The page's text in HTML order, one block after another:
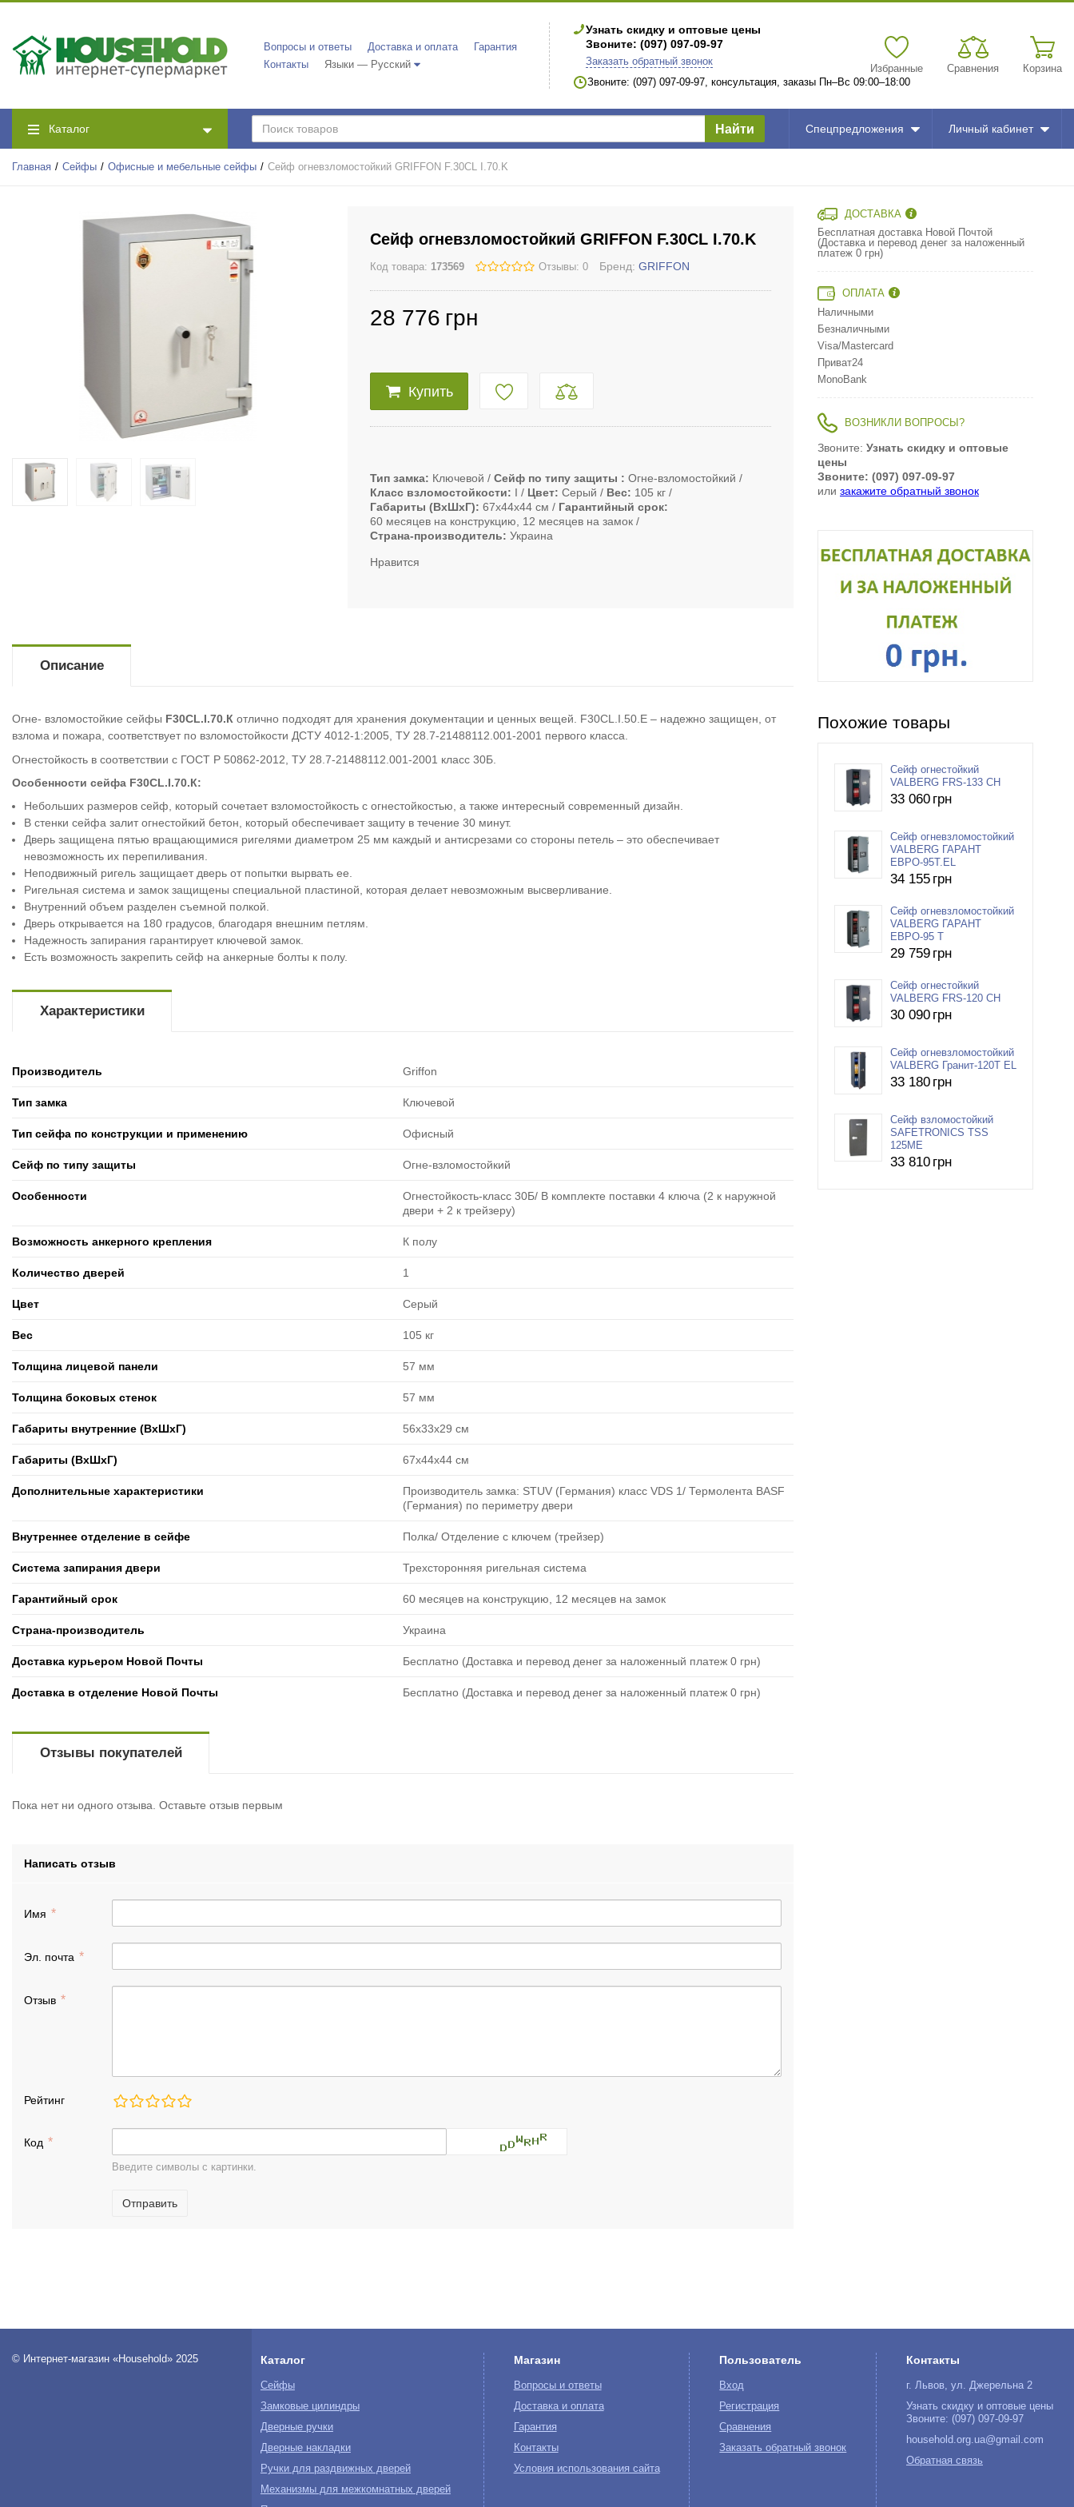
Вопросы и ответы Доставка и оплата
Гарантия
Контакты
Языки — Русский
Узнать скидку и оптовые цены
Звоните: (097) 097-09-97
Заказать обратный звонок
Звоните: (097) 097-09-97, консультация, заказы Пн–Вс 09:00–18:00
Избранные Сравнения Корзина
Каталог Найти Спецпредложения Личный кабинет
Главная Сейфы Офисные и мебельные сейфы Сейф огневзломостойкий GRIFFON F.30CL I.70.K
Сейф огневзломостойкий GRIFFON F.30CL I.70.K
Код товара: 173569 Отзывы: 0 Бренд: GRIFFON
28 776 грн
Купить
Тип замка Ключевой Сейф по типу защиты
Огне-взломостойкий
Класс взломостойкости
I Цвет Серый Вес
105 кг
Габариты (ВxШxГ)
67х44х44 см
Гарантийный срок
60 месяцев на конструкцию, 12 месяцев на замок
Страна-производитель
Украина
Нравится
Описание
Огне- взломостойкие сейфы F30CL.I.70.К отлично подходят для хранения документации и ценных вещей. F30CL.I.50.E – надежно защищен, от
взлома и пожара, соответствует по взломостойкости ДСТУ 4012-1:2005, ТУ 28.7-21488112.001-2001 первого класса.
Огнестойкость в соответствии с ГОСТ Р 50862-2012, ТУ 28.7-21488112.001-2001 класс 30Б.
Особенности сейфа F30CL.I.70.К:
Небольших размеров сейф, который сочетает взломостойкость с огнестойкостью, а также интересный современный дизайн.
В стенки сейфа залит огнестойкий бетон, который обеспечивает защиту в течение 30 минут.
Дверь защищена пятью вращающимися ригелями диаметром 25 мм каждый иантисрезами со стороны петель – это обеспечивает
невозможность их перепиливания.
Неподвижный ригель защищает дверь от попытки вырвать ее.
Ригельная система и замок защищены специальной пластиной, которая делает невозможным высверливание.
Внутренний объем разделен съемной полкой.
Дверь открывается на 180 градусов, благодаря внешним петлям.
Надежность запирания гарантирует ключевой замок.
Есть возможность закрепить сейф на анкерные болты к полу.
Характеристики
Производитель Griffon
Тип замка Ключевой
Тип сейфа по конструкции и применению Офисный
Сейф по типу защиты Огне-взломостойкий
Особенности
Огнестойкость-класс 30Б/ В комплекте поставки 4 ключа (2 к наружной
двери + 2 к трейзеру)
Возможность анкерного крепления К полу
Количество дверей 1
Цвет Серый
Вес 105 кг
Толщина лицевой панели 57 мм
Толщина боковых стенок 57 мм
Габариты внутренние (ВxШxГ) 56х33х29 см
Габариты (ВxШxГ) 67х44х44 см
Дополнительные характеристики
Производитель замка: STUV (Германия) класс VDS 1/ Термолента BASF
(Германия) по периметру двери
Внутреннее отделение в сейфе Полка/ Отделение с ключем (трейзер)
Система запирания двери Трехсторонняя ригельная система
Гарантийный срок 60 месяцев на конструкцию, 12 месяцев на замок
Страна-производитель Украина
Доставка курьером Новой Почты Бесплатно (Доставка и перевод денег за наложенный платеж 0 грн)
Доставка в отделение Новой Почты Бесплатно (Доставка и перевод денег за наложенный платеж 0 грн)
Отзывы покупателей
Пока нет ни одного отзыва. Оставьте отзыв первым
Написать отзыв
Имя
Эл. почта
Отзыв
Рейтинг
Код
Введите символы с картинки.
Отправить
ДОСТАВКА
Бесплатная доставка Новой Почтой
(Доставка и перевод денег за наложенный
платеж 0 грн)
ОПЛАТА
Наличными
Безналичными
Visa/Mastercard
Приват24
MonoBank
ВОЗНИКЛИ ВОПРОСЫ?
Звоните: Узнать скидку и оптовые
цены
Звоните: (097) 097-09-97
или закажите обратный звонок
Похожие товары
Сейф огнестойкий
VALBERG FRS-133 CH
33 060 грн
Сейф огневзломостойкий
VALBERG ГАРАНТ
ЕВРО-95T.EL
34 155 грн
Сейф огневзломостойкий
VALBERG ГАРАНТ
ЕВРО-95 T
29 759 грн
Сейф огнестойкий
VALBERG FRS-120 CH
30 090 грн
Сейф огневзломостойкий
VALBERG Гранит-120T EL
33 180 грн
Сейф взломостойкий
SAFETRONICS TSS
125ME
33 810 грн
© Интернет-магазин «Household» 2025 Каталог
Сейфы
Замковые цилиндры
Дверные ручки
Дверные накладки
Ручки для раздвижных дверей
Механизмы для межкомнатных дверей
Магазин
Вопросы и ответы
Доставка и оплата
Гарантия
Контакты
Условия использования сайта
Пользователь
Вход
Регистрация
Сравнения
Заказать обратный звонок
Контакты
г. Львов, ул. Джерельна 2
Узнать скидку и оптовые цены
Звоните: (097) 097-09-97
household.org.ua@gmail.com
Обратная связь